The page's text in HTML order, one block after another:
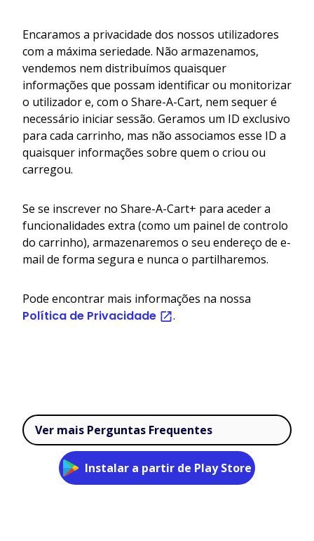
Encaramos a privacidade dos nossos utilizadores
com a máxima seriedade. Não armazenamos,
vendemos nem distribuímos quaisquer
informações que possam identificar ou monitorizar
o utilizador e, com o Share-A-Cart, nem sequer é
necessário iniciar sessão. Geramos um ID exclusivo
para cada carrinho, mas não associamos esse ID a
quaisquer informações sobre quem o criou ou
carregou.
Se se inscrever no Share-A-Cart+ para aceder a
funcionalidades extra (como um painel de controlo
do carrinho), armazenaremos o seu endereço de e-
mail de forma segura e nunca o partilharemos.
Pode encontrar mais informações na nossa
Política de Privacidade .
Ver mais Perguntas Frequentes
Instalar a partir de Play Store